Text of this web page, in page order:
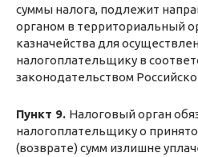
суммы налога, подлежит
органом в территориальный
казначейства для
налогоплательщику в
законодательством
Пункт 9. Налоговый орган
налогоплательщику о
(возврате) сумм излишне